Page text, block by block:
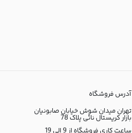
آدرس فروشگاه
تهران میدان شوش خیابان صابونیان
بازار کریستال نائی پلاک 78